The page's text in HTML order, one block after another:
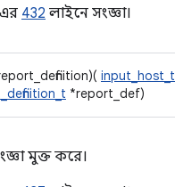
এর 432 লাইনে সংজ্ঞা।
input_host_t
*report_def)
মুক্ত করে।